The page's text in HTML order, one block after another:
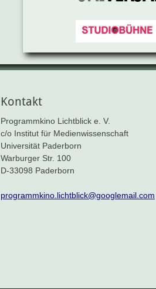
Kontakt
Programmkino Lichtblick e. V.
c/o Institut für Medienwissenschaft
Universität Paderborn
Warburger Str. 100
D-33098 Paderborn
programmkino.lichtblick@googlemail.com